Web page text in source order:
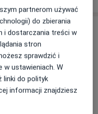
Opieki
partnerom używać
do zbierania
i dostarczania treści w
stron
sprawdzić i
w ustawieniach. W
linki do polityk
informacji znajdziesz